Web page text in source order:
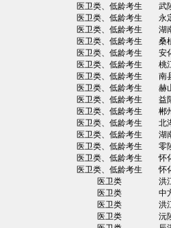
医卫类、低龄考生
武
医卫类、低龄考生
永
医卫类、低龄考生
湖
医卫类、低龄考生
桑
医卫类、低龄考生
安
医卫类、低龄考生
桃
医卫类、低龄考生
南
医卫类、低龄考生
赫
医卫类、低龄考生
益
医卫类、低龄考生
郴
医卫类、低龄考生
北
医卫类、低龄考生
湖
医卫类、低龄考生
零
医卫类、低龄考生
怀
医卫类、低龄考生
怀
医卫类
洪
医卫类
中
医卫类
洪
医卫类
沅